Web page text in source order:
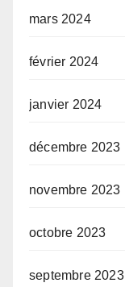
mars 2024
février 2024
janvier 2024
décembre 2023
novembre 2023
octobre 2023
septembre 2023